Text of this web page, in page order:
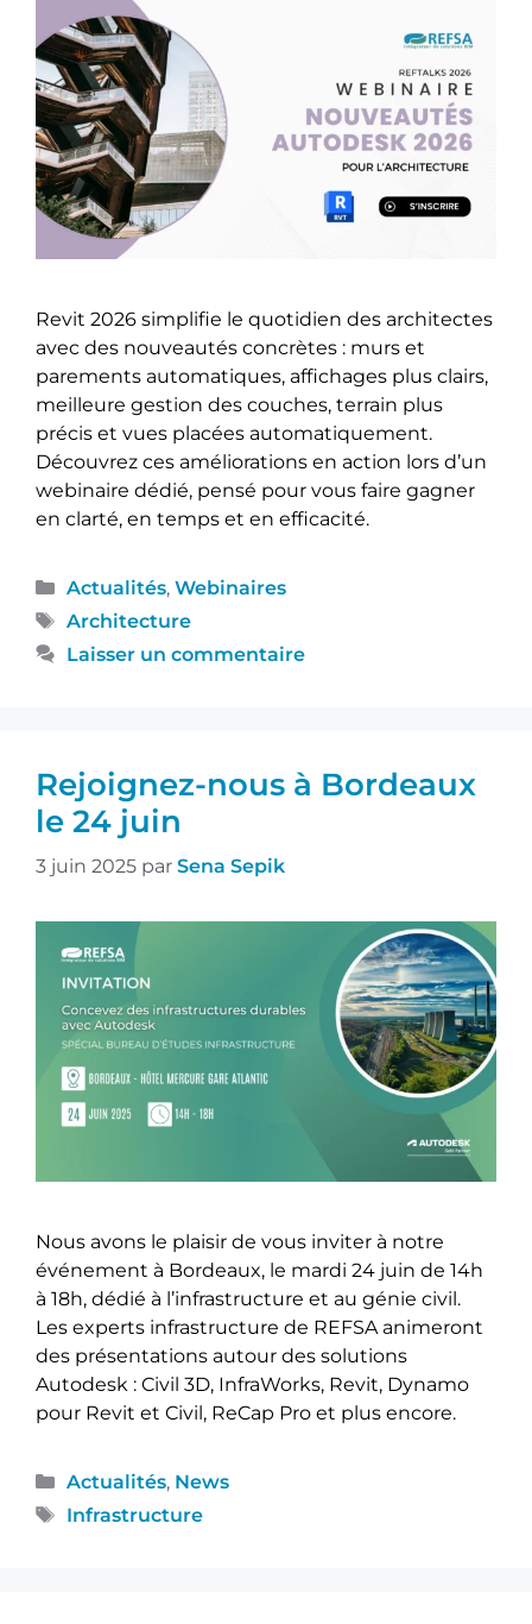
Revit 2026 simplifie le quotidien des architectes
avec des nouveautés concrètes : murs et
parements automatiques, affichages plus clairs,
meilleure gestion des couches, terrain plus
précis et vues placées automatiquement.
Découvrez ces améliorations en action lors d’un
webinaire dédié, pensé pour vous faire gagner
en clarté, en temps et en efficacité.
Actualités, Webinaires
Architecture
Laisser un commentaire
Rejoignez-nous à Bordeaux
le 24 juin
3 juin 2025 par Sena Sepik
Nous avons le plaisir de vous inviter à notre
événement à Bordeaux, le mardi 24 juin de 14h
à 18h, dédié à l’infrastructure et au génie civil.
Les experts infrastructure de REFSA animeront
des présentations autour des solutions
Autodesk : Civil 3D, InfraWorks, Revit, Dynamo
pour Revit et Civil, ReCap Pro et plus encore.
Actualités, News
Infrastructure